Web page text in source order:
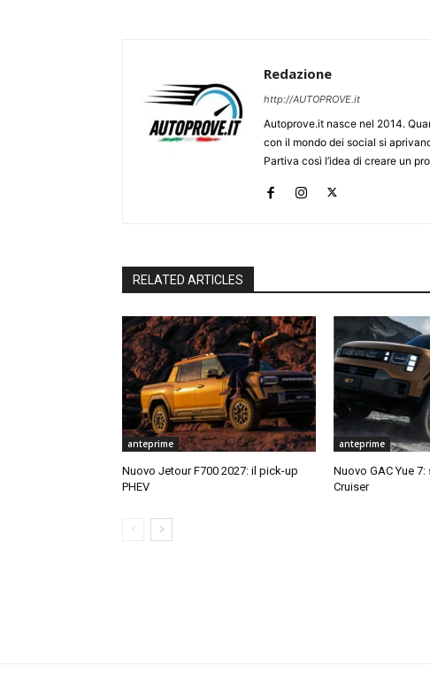
Redazione
http://AUTOPROVE.it
Autoprove.it nasce nel 2014.
con il mondo dei social si
Partiva così l’idea di creare un
RELATED ARTICLES
anteprime
Nuovo Jetour F700 2027: il pick-up
PHEV
anteprime
Nuovo GAC Yue
Cruiser